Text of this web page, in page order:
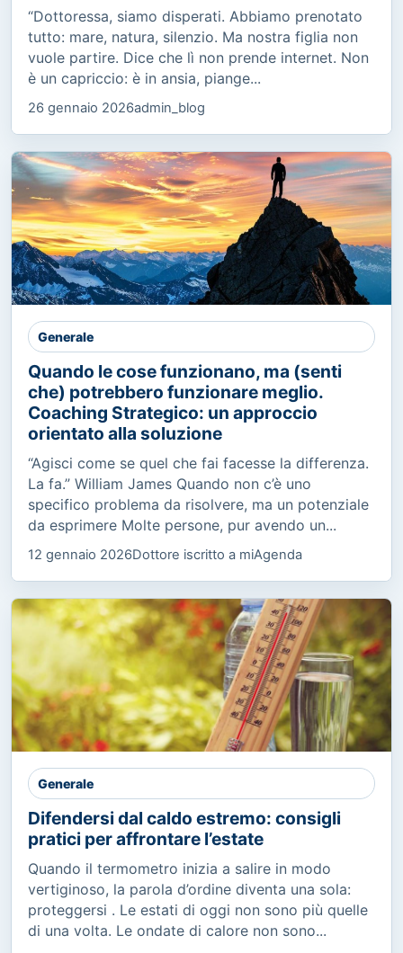
“Dottoressa, siamo disperati. Abbiamo prenotato
tutto: mare, natura, silenzio. Ma nostra figlia non
vuole partire. Dice che lì non prende internet. Non
è un capriccio: è in ansia, piange...
26 gennaio 2026admin_blog
Generale
Quando le cose funzionano, ma (senti
che) potrebbero funzionare meglio.
Coaching Strategico: un approccio
orientato alla soluzione
“Agisci come se quel che fai facesse la differenza.
La fa.” William James Quando non c’è uno
specifico problema da risolvere, ma un potenziale
da esprimere Molte persone, pur avendo un...
12 gennaio 2026Dottore iscritto a miAgenda
Generale
Difendersi dal caldo estremo: consigli
pratici per affrontare l’estate
Quando il termometro inizia a salire in modo
vertiginoso, la parola d’ordine diventa una sola:
proteggersi . Le estati di oggi non sono più quelle
di una volta. Le ondate di calore non sono...